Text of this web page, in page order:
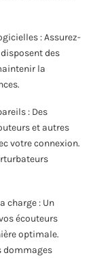
: Assurez-
des
la
: Des
et autres
votre connexion.
charge : Un
écouteurs
optimale.
dommages